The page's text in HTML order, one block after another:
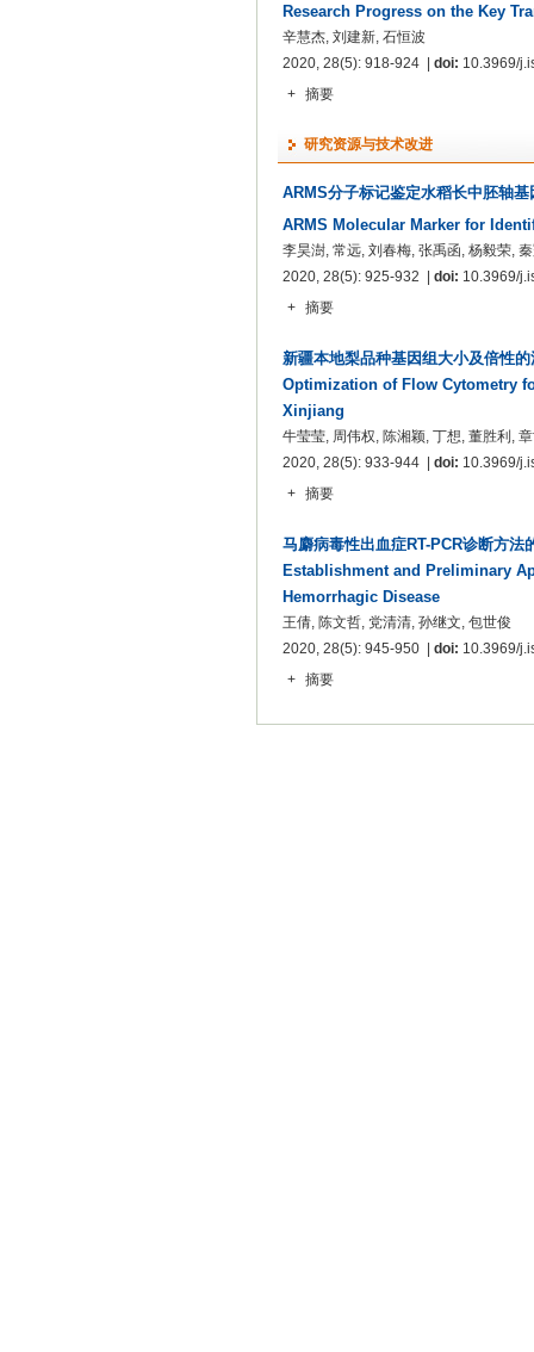
Research Progress on the Key
辛慧杰, 刘建新, 石恒波
2020, 28(5): 918-924 | doi: 10.3969/
+
摘要
研究资源与技术改进
ARMS分子标记鉴定水稻长中胚轴基
ARMS Molecular Marker for
李昊澍, 常远, 刘春梅, 张禹函, 杨毅荣,
2020, 28(5): 925-932 | doi: 10.3969/
+
摘要
新疆本地梨品种基因组大小及倍性
Optimization of Flow Cytometry
Xinjiang
牛莹莹, 周伟权, 陈湘颖, 丁想, 董胜利,
2020, 28(5): 933-944 | doi: 10.3969/
+
摘要
马麝病毒性出血症RT-PCR诊断方法
Establishment and Preliminary
Hemorrhagic Disease
王倩, 陈文哲, 党清清, 孙继文, 包世俊
2020, 28(5): 945-950 | doi: 10.3969/
+
摘要